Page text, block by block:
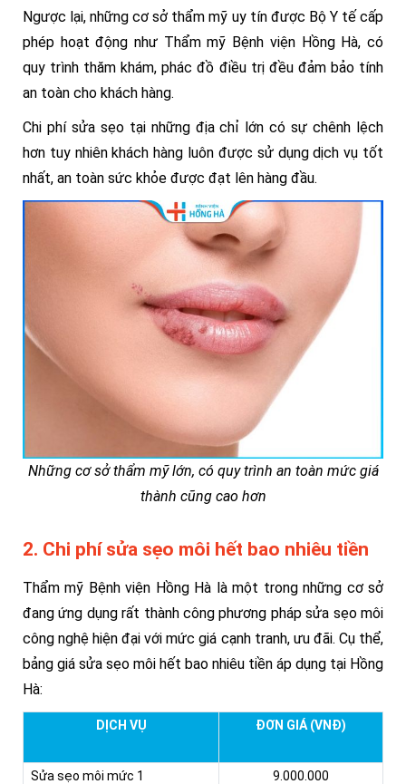
Ngược lại, những cơ sở thẩm mỹ uy tín được Bộ Y tế cấp
phép hoạt động như Thẩm mỹ Bệnh viện Hồng Hà, có
quy trình thăm khám, phác đồ điều trị đều đảm bảo tính
an toàn cho khách hàng.
Chi phí sửa sẹo tại những địa chỉ lớn có sự chênh lệch
hơn tuy nhiên khách hàng luôn được sử dụng dịch vụ tốt
nhất, an toàn sức khỏe được đạt lên hàng đầu.
Những cơ sở thẩm mỹ lớn, có quy trình an toàn mức giá
thành cũng cao hơn
2. Chi phí sửa sẹo môi hết bao nhiêu tiền
Thẩm mỹ Bệnh viện Hồng Hà là một trong những cơ sở
đang ứng dụng rất thành công phương pháp sửa sẹo môi
công nghệ hiện đại với mức giá cạnh tranh, ưu đãi. Cụ thể,
bảng giá sửa sẹo môi hết bao nhiêu tiền áp dụng tại Hồng
Hà:
DỊCH VỤ ĐƠN GIÁ (VNĐ)
Sửa sẹo môi mức 1 9.000.000